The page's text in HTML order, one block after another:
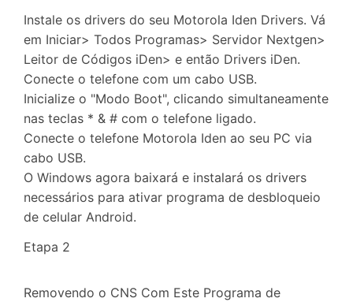
Instale os drivers do seu Motorola Iden Drivers. Vá
em Iniciar> Todos Programas> Servidor Nextgen>
Leitor de Códigos iDen> e então Drivers iDen.
Conecte o telefone com um cabo USB.
Inicialize o "Modo Boot", clicando simultaneamente
nas teclas * & # com o telefone ligado.
Conecte o telefone Motorola Iden ao seu PC via
cabo USB.
O Windows agora baixará e instalará os drivers
necessários para ativar programa de desbloqueio
de celular Android.
Etapa 2
Removendo o CNS Com Este Programa de